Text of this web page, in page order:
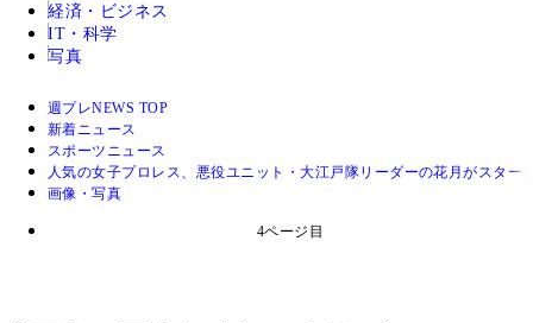
経済・ビジネス
IT・科学
写真
週プレNEWS TOP
新着ニュース
スポーツニュース
人気の女子プロレス、悪役ユニット・大江戸隊リーダーの花月がスタ
画像・写真
4ページ目